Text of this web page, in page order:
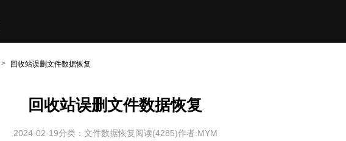
回收站误删文件数据恢复
回收站误删文件数据恢复
2024-02-19分类： 文件数据恢复阅读(4285)作者:MYM